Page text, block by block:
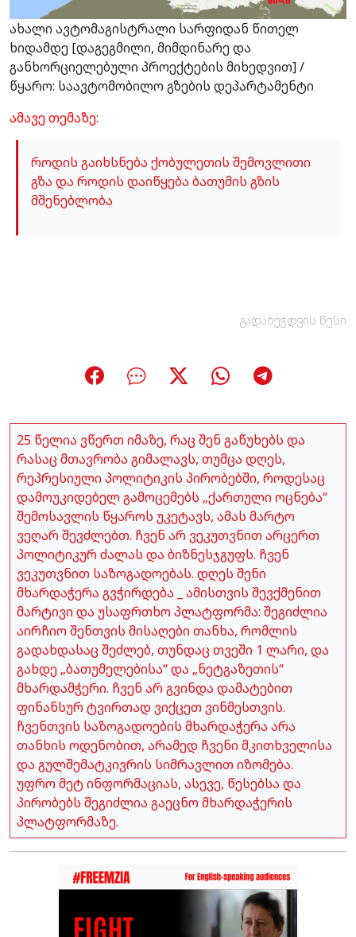
ახალი ავტომაგისტრალი სარფიდან წითელ
ხიდამდე [დაგეგმილი, მიმდინარე და
განხორციელებული პროექტების მიხედვით] /
წყარო: საავტომობილო გზების დეპარტამენტი
ამავე თემაზე:
როდის გაიხსნება ქობულეთის შემოვლითი
გზა და როდის დაიწყება ბათუმის გზის
მშენებლობა
გადაბეჭდვის წესი
25 წელია ვწერთ იმაზე, რაც შენ გაწუხებს და
რასაც მთავრობა გიმალავს, თუმცა დღეს,
რეპრესიული პოლიტიკის პირობებში, როდესაც
დამოუკიდებელ გამოცემებს „ქართული ოცნება“
შემოსავლის წყაროს უკეტავს, ამას მარტო
ვეღარ შევძლებთ. ჩვენ არ ვეკუთვნით არცერთ
პოლიტიკურ ძალას და ბიზნესჯგუფს. ჩვენ
ვეკუთვნით საზოგადოებას. დღეს შენი
მხარდაჭერა გვჭირდება _ ამისთვის შევქმენით
მარტივი და უსაფრთხო პლატფორმა: შეგიძლია
აირჩიო შენთვის მისაღები თანხა, რომლის
გადახდასაც შეძლებ, თუნდაც თვეში 1 ლარი, და
გახდე „ბათუმელებისა“ და „ნეტგაზეთის“
მხარდამჭერი. ჩვენ არ გვინდა დამატებით
ფინანსურ ტვირთად ვიქცეთ ვინმესთვის.
ჩვენთვის საზოგადოების მხარდაჭერა არა
თანხის ოდენობით, არამედ ჩვენი მკითხველისა
და გულშემატკივრის სიმრავლით იზომება.
უფრო მეტ ინფორმაციას, ასევე, წესებსა და
პირობებს შეგიძლია გაეცნო მხარდაჭერის
პლატფორმაზე.